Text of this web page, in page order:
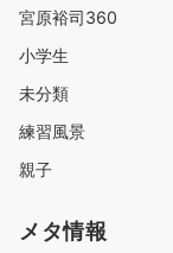
宮原裕司360
小学生
未分類
練習風景
親子
メタ情報